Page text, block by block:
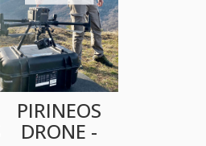
PIRINEOS
DRONE -